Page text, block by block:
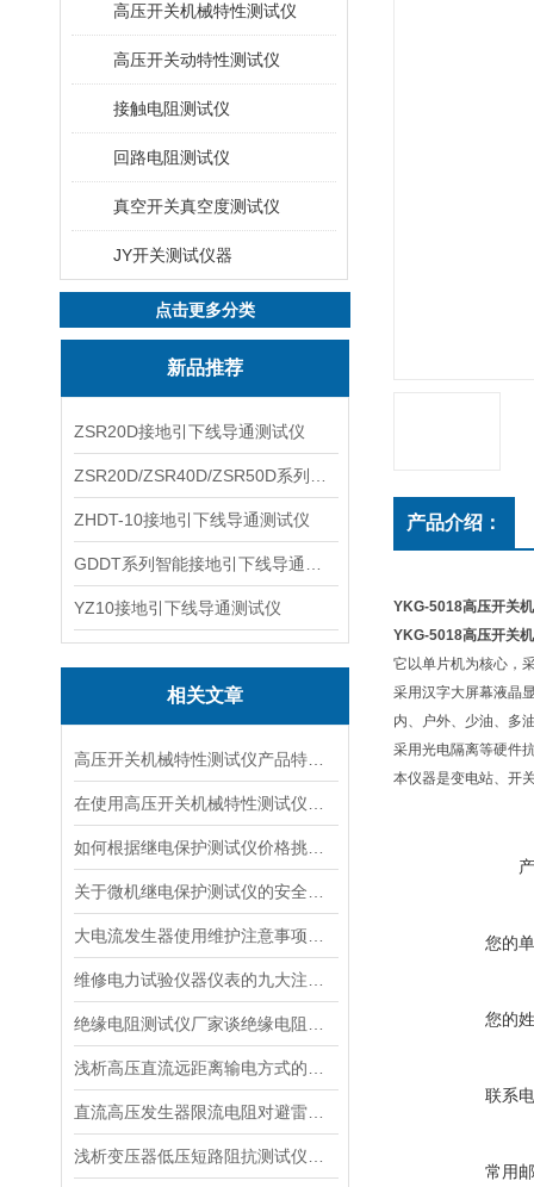
高压开关机械特性测试仪
高压开关动特性测试仪
接触电阻测试仪
回路电阻测试仪
真空开关真空度测试仪
JY开关测试仪器
点击更多分类
新品推荐
ZSR20D接地引下线导通测试仪
ZHDT-10接地引下线导通测试仪
YZ10接地引下线导通测试仪
相关文章
产品介绍：
YKG-5018高压开关
YKG-5018高压开关
它以单片机为核心，
采用汉字大屏幕液晶
内、户外、少油、多
采用光电隔离等硬件
本仪器是变电站、开
您的
您的
联系
常用